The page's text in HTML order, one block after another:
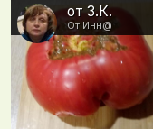
от З.К.
От Инн@